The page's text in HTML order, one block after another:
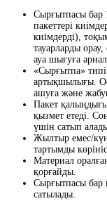
Сырғытпасы бар
пакеттері
киімдерді),
тауарларды
ауа шығуға
«Сырғытпа»
артықшылығы.
ашуға және
Пакет
қызмет етеді.
үшін сатып
Жылтыр емес/
тартымды
Материал
қорғайды.
Сырғытпасы бар
сатылады.